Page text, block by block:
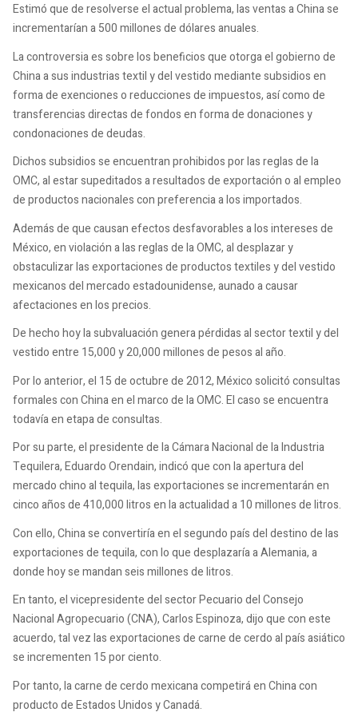
Estimó que de resolverse el actual problema, las ventas a China se
incrementarían a 500 millones de dólares anuales.
La controversia es sobre los beneficios que otorga el gobierno de
China a sus industrias textil y del vestido mediante subsidios en
forma de exenciones o reducciones de impuestos, así como de
transferencias directas de fondos en forma de donaciones y
condonaciones de deudas.
Dichos subsidios se encuentran prohibidos por las reglas de la
OMC, al estar supeditados a resultados de exportación o al empleo
de productos nacionales con preferencia a los importados.
Además de que causan efectos desfavorables a los intereses de
México, en violación a las reglas de la OMC, al desplazar y
obstaculizar las exportaciones de productos textiles y del vestido
mexicanos del mercado estadounidense, aunado a causar
afectaciones en los precios.
De hecho hoy la subvaluación genera pérdidas al sector textil y del
vestido entre 15,000 y 20,000 millones de pesos al año.
Por lo anterior, el 15 de octubre de 2012, México solicitó consultas
formales con China en el marco de la OMC. El caso se encuentra
todavía en etapa de consultas.
Por su parte, el presidente de la Cámara Nacional de la Industria
Tequilera, Eduardo Orendain, indicó que con la apertura del
mercado chino al tequila, las exportaciones se incrementarán en
cinco años de 410,000 litros en la actualidad a 10 millones de litros.
Con ello, China se convertiría en el segundo país del destino de las
exportaciones de tequila, con lo que desplazaría a Alemania, a
donde hoy se mandan seis millones de litros.
En tanto, el vicepresidente del sector Pecuario del Consejo
Nacional Agropecuario (CNA), Carlos Espinoza, dijo que con este
acuerdo, tal vez las exportaciones de carne de cerdo al país asiático
se incrementen 15 por ciento.
Por tanto, la carne de cerdo mexicana competirá en China con
producto de Estados Unidos y Canadá.